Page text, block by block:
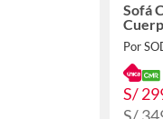
Sofá
Por
S/
S/